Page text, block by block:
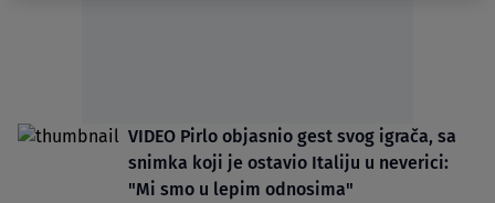
VIDEO Pirlo objasnio gest svog igrača, sa
snimka koji je ostavio Italiju u neverici:
"Mi smo u lepim odnosima"